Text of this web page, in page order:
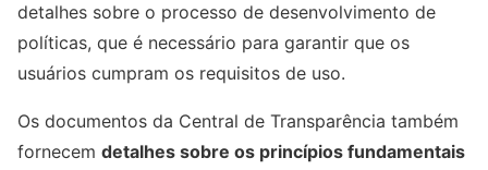
detalhes sobre o processo de desenvolvimento de
políticas, que é necessário para garantir que os
usuários cumpram os requisitos de uso.
Os documentos da Central de Transparência também
fornecem detalhes sobre os princípios fundamentais